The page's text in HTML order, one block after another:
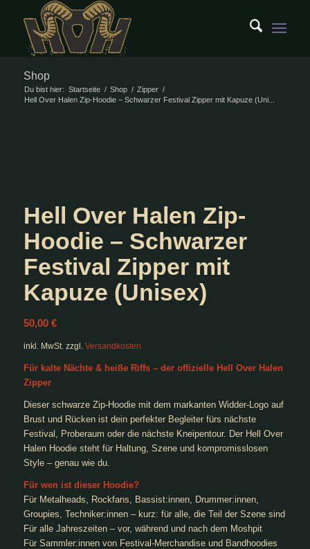
Shop
Du bist hier: Startseite / Shop / Zipper /
Hell Over Halen Zip-Hoodie – Schwarzer Festival Zipper mit Kapuze (Uni...
Hell Over Halen Zip-
Hoodie – Schwarzer
Festival Zipper mit
Kapuze (Unisex)
50,00 €
inkl. MwSt. zzgl. Versandkosten
Für kalte Nächte & heiße Riffs – der offizielle Hell Over Halen
Zipper
Dieser schwarze Zip-Hoodie mit dem markanten Widder-Logo auf
Brust und Rücken ist dein perfekter Begleiter fürs nächste
Festival, Proberaum oder die nächste Kneipentour. Der Hell Over
Halen Hoodie steht für Haltung, Szene und kompromisslosen
Style – genau wie du.
Für wen ist dieser Hoodie?
Für Metalheads, Rockfans, Bassist:innen, Drummer:innen,
Groupies, Techniker:innen – kurz: für alle, die Teil der Szene sind
Für alle Jahreszeiten – vor, während und nach dem Moshpit
Für Sammler:innen von Festival-Merchandise und Bandhoodies